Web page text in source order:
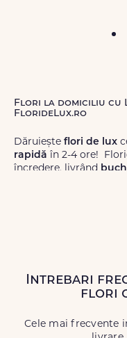
Flori la domiciliu cu
FlorideLux.ro
Dăruiește flori de lux
rapidă în 2-4 ore!
încredere, livrând
de calitate superioară
Livrăm buchete de
să poți adresa un gest
Intrebari
flori
Cele mai frecvente